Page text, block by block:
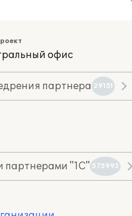
офис
партнера 29151
партнерами "1С" 575993